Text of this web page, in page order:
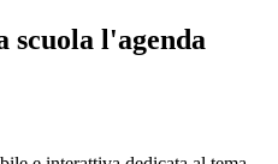
l'agenda